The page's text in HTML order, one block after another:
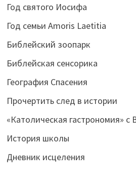
Год святого Иосифа
Год семьи Amoris Laetitia
Библейский зоопарк
Библейская сенсорика
География Спасения
Прочертить след в истории
«Католическая гастрономия»
История школы
Дневник исцеления